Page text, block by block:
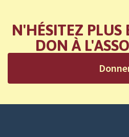
N'HÉSITEZ PLUS
DON À